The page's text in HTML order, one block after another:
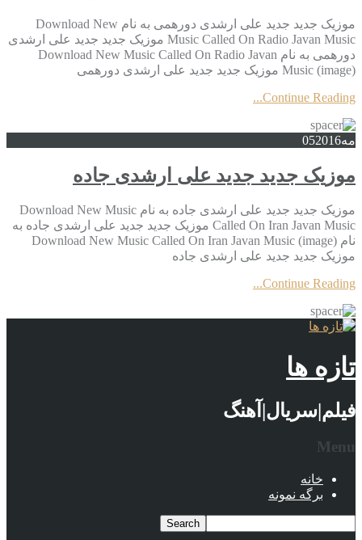
موزیک جدید جديد علی ارشدی دورهمی به نام Download New
Music Called On Radio Javan Music موزیک جدید جديد علی ارشدی
دورهمی به نام Download New Music Called On Radio Javan
Music (image) موزیک جدید جديد علی ارشدی دورهمی
Continue Reading...
مه 052016
موزیک جدید جديد علی ارشدی جاده
موزیک جدید جديد علی ارشدی جاده به نام Download New Music
Called On Iran Javan Music موزیک جدید جديد علی ارشدی جاده به
نام Download New Music Called On Iran Javan Music (image)
موزیک جدید جديد علی ارشدی جاده
Continue Reading...
تازه ها
فیلم|سریال|آهنگ
Menu
خانه
برگه نمونه